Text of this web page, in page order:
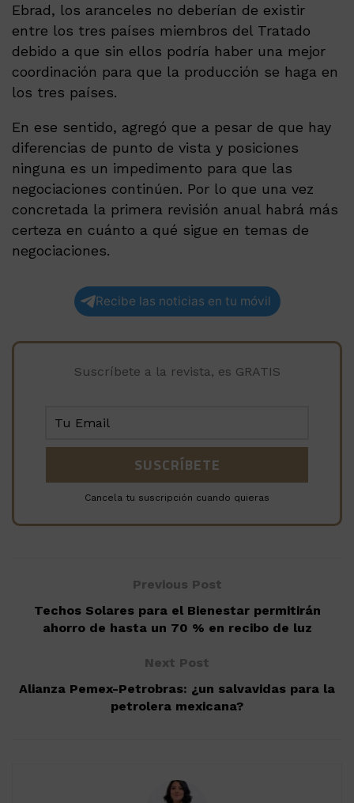
Ebrad, los aranceles no deberían de existir
entre los tres países miembros del Tratado
debido a que sin ellos podría haber una mejor
coordinación para que la producción se haga en
los tres países.
En ese sentido, agregó que a pesar de que hay
diferencias de punto de vista y posiciones
ninguna es un impedimento para que las
negociaciones continúen. Por lo que una vez
concretada la primera revisión anual habrá más
certeza en cuánto a qué sigue en temas de
negociaciones.
Recibe las noticias en tu móvil
Suscríbete a la revista, es GRATIS
Cancela tu suscripción cuando quieras
Previous Post
Techos Solares para el Bienestar permitirán
ahorro de hasta un 70 % en recibo de luz
Next Post
Alianza Pemex-Petrobras: ¿un salvavidas para la
petrolera mexicana?